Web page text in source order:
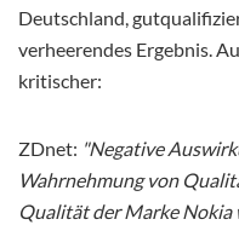
Deutschland,
verheerendes Ergebnis.
kritischer:
ZDnet: "Negative
Wahrnehmung von
Qualität der Marke